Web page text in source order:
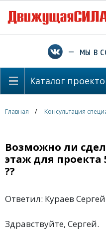
— мы в
Каталог
Главная Консультация
Возможно ли
этаж для проекта
??
Ответил: Кураев
Здравствуйте, Сергей.